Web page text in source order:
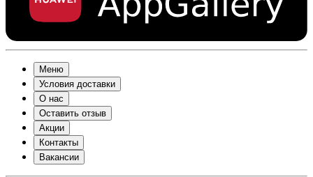
Меню
Условия доставки
О нас
Оставить отзыв
Акции
Контакты
Вакансии